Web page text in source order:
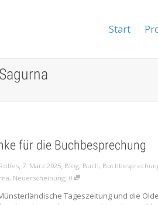
Start
für die Buchbesprechung
, 7. März 2025, Blog, Buch,
, Neuerscheinung, 0
Tageszeitung und die